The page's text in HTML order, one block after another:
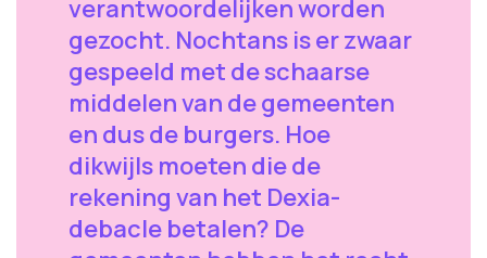
verantwoordelijken worden
gezocht. Nochtans is er zwaar
gespeeld met de schaarse
middelen van de gemeenten
en dus de burgers. Hoe
dikwijls moeten die de
rekening van het Dexia-
debacle betalen? De